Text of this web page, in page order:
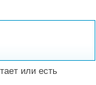
или есть